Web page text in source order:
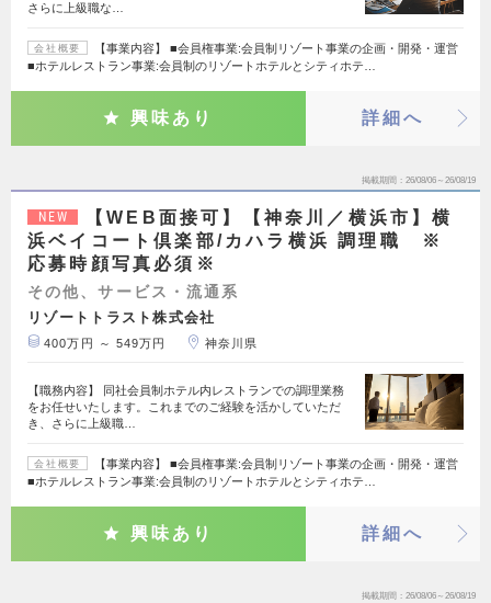
さらに上級職な…
会社概要
【事業内容】 ■会員権事業:会員制リゾート事業の企画・開発・運営
■ホテルレストラン事業:会員制のリゾートホテルとシティホテ…
興味あり 詳細へ
掲載期間 26/08/06～26/08/19
NEW
【WEB面接可】【神奈川／横浜市】横
浜ベイコート倶楽部/カハラ横浜 調理職 ※
応募時顔写真必須※
その他、サービス・流通系
リゾートトラスト株式会社
400万円 ～ 549万円 神奈川県
【職務内容】 同社会員制ホテル内レストランでの調理業務
をお任せいたします。これまでのご経験を活かしていただ
き、さらに上級職…
会社概要
【事業内容】 ■会員権事業:会員制リゾート事業の企画・開発・運営
■ホテルレストラン事業:会員制のリゾートホテルとシティホテ…
興味あり 詳細へ
掲載期間 26/08/06～26/08/19